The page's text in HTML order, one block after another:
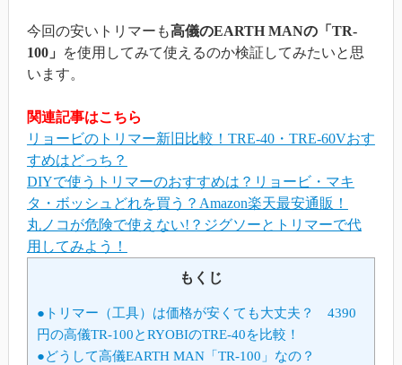
今回の安いトリマーも高儀のEARTH MANの「TR-
100」
を使用してみて使えるのか検証してみたいと思
います。
関連記事はこちら
リョービのトリマー新旧比較！TRE-40・TRE-60Vおす
すめはどっち？
DIYで使うトリマーのおすすめは？リョービ・マキ
タ・ボッシュどれを買う？Amazon楽天最安通販！
丸ノコが危険で使えない!？ジグソーとトリマーで代
用してみよう！
もくじ
●トリマー（工具）は価格が安くても大丈夫？ 4390
円の高儀TR-100とRYOBIのTRE-40を比較！
●どうして高儀EARTH MAN「TR-100」なの？